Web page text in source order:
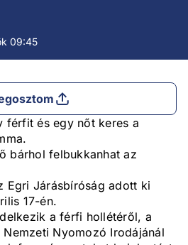
09:45
férfit és egy nőt keres a
bárhol felbukkanhat az
Egri Járásbíróság adott ki
17-én.
a férfi hollétéről, a
Nemzeti Nyomozó Irodájánál